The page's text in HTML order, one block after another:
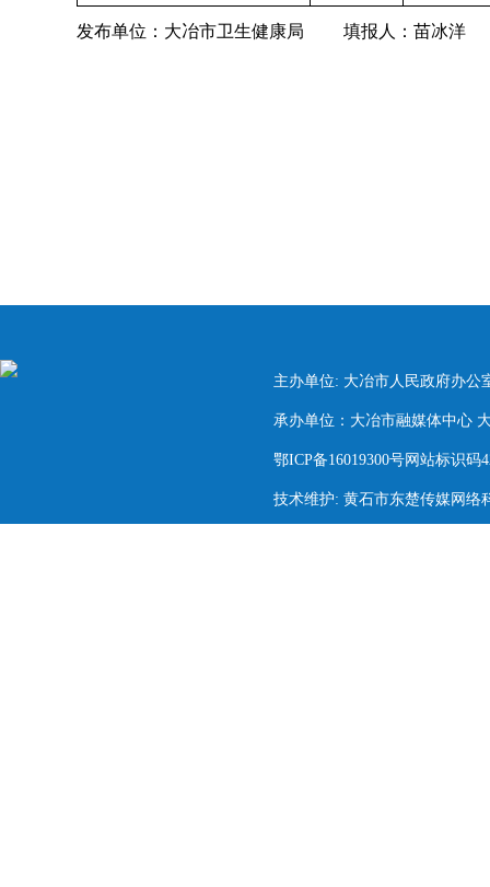
发布单位：大冶市卫生健康局 填报人：苗冰洋
主办单位: 大冶市人民政府办公
承办单位：大冶市融媒体中心
鄂ICP备16019300号网站标识码
技术维护: 黄石市东楚传媒网络